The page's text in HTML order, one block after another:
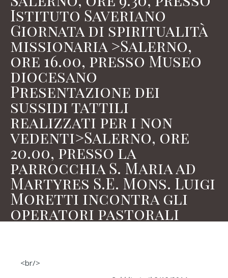
Istituto Saveriano
Giornata di spiritualità
missionaria >Salerno,
ore 16.00, presso Museo
diocesano
Presentazione dei
sussidi tattili
realizzati per i non
vedenti>Salerno, ore
20.00, presso la
parrocchia S. Maria ad
Martyres S.E. Mons. Luigi
Moretti incontra gli
operatori pastorali
<br/>